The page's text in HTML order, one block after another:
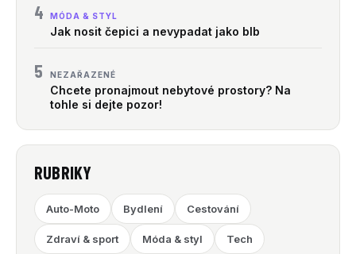
4 MÓDA & STYL
Jak nosit čepici a nevypadat jako blb
5 NEZAŘAZENÉ
Chcete pronajmout nebytové prostory? Na
tohle si dejte pozor!
RUBRIKY
Auto-Moto Bydlení Cestování
Zdraví & sport Móda & styl Tech